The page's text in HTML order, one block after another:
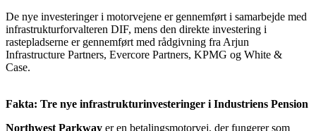
De nye investeringer i motorvejene er gennemført i samarbejde med
infrastrukturforvalteren DIF, mens den direkte investering i
rastepladserne er gennemført med rådgivning fra Arjun
Infrastructure Partners, Evercore Partners, KPMG og White &
Case.
Fakta: Tre nye infrastrukturinvesteringer i Industriens Pension
Northwest Parkway er en betalingsmotorvej, der fungerer som